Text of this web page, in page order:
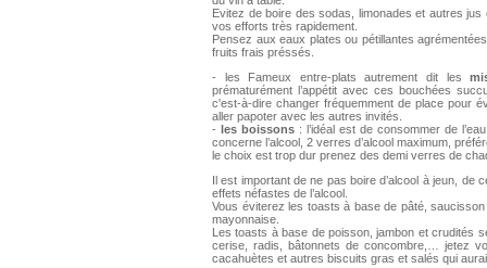
Evitez de boire des sodas, limonades et autres
vos efforts très rapidement.
Pensez aux eaux plates ou pétillantes
fruits frais préssés.
- les Fameux entre-plats autrement dit les
prématurément l’appétit avec ces bouchées
c'est-à-dire changer fréquemment de place pour
aller papoter avec les autres invités.
- les boissons : l’idéal est de consommer de
concerne l’alcool, 2 verres d’alcool maximum,
le choix est trop dur prenez des demi verres de
Il est important de ne pas boire d’alcool à jeun, de
effets néfastes de l’alcool.
Vous éviterez les toasts à base de pâté,
mayonnaise.
Les toasts à base de poisson, jambon et crudités
cerise, radis, bâtonnets de concombre,… jetez
cacahuètes et autres biscuits gras et salés qui